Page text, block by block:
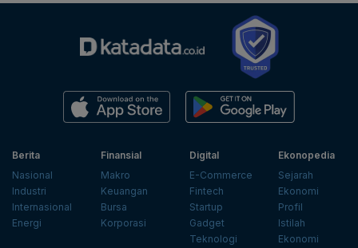
Berita
Nasional
Industri
Internasional
Energi
Finansial
Makro
Keuangan
Bursa
Korporasi
Digital
E-Commerce
Fintech
Startup
Gadget
Teknologi
Ekonopedia
Sejarah
Ekonomi
Profil
Istilah
Ekonomi